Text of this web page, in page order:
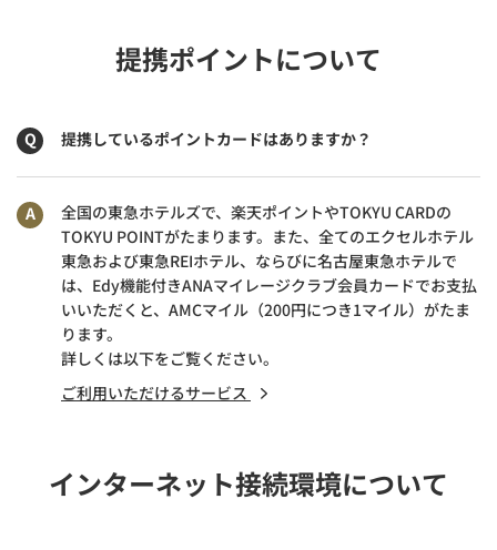
提携ポイントについて
提携しているポイントカードはありますか？
全国の東急ホテルズで、楽天ポイントやTOKYU CARDの
TOKYU POINTがたまります。また、全てのエクセルホテル
東急および東急REIホテル、ならびに名古屋東急ホテルで
は、Edy機能付きANAマイレージクラブ会員カードでお支払
いいただくと、AMCマイル（200円につき1マイル）がたま
ります。
詳しくは以下をご覧ください。
ご利用いただけるサービス
インターネット接続環境について